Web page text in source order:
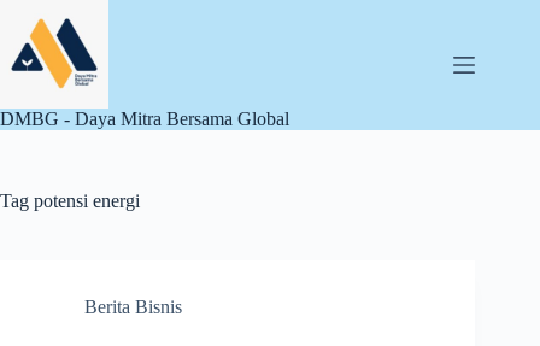
content
DMBG - Daya Mitra Bersama Global
Tag potensi energi
Berita Bisnis